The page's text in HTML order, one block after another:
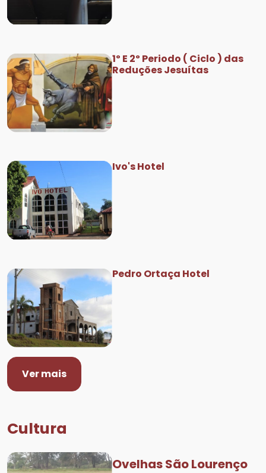
1º E 2º Periodo ( Ciclo ) das
Reduções Jesuítas
Ivo's Hotel
Pedro Ortaça Hotel
Ver mais
Cultura
Ovelhas São Lourenço